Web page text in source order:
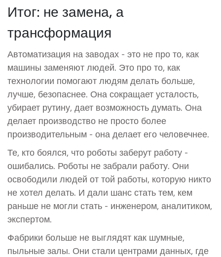
Итог: не замена, а
трансформация
Автоматизация на заводах - это не про то, как
машины заменяют людей. Это про то, как
технологии помогают людям делать больше,
лучше, безопаснее. Она сокращает усталость,
убирает рутину, дает возможность думать. Она
делает производство не просто более
производительным - она делает его человечнее.
Те, кто боялся, что роботы заберут работу -
ошибались. Роботы не забрали работу. Они
освободили людей от той работы, которую никто
не хотел делать. И дали шанс стать тем, кем
раньше не могли стать - инженером, аналитиком,
экспертом.
Фабрики больше не выглядят как шумные,
пыльные залы. Они стали центрами данных, где